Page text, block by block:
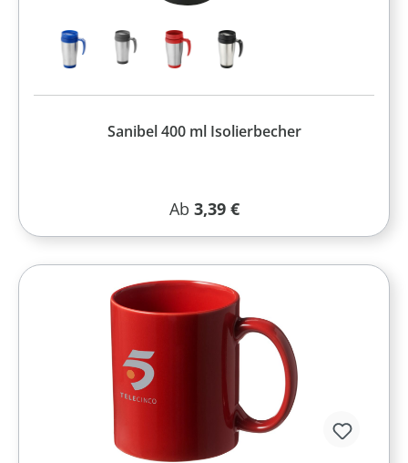
Sanibel 400 ml Isolierbecher
Regulärer Preis:
Ab 3,39 €